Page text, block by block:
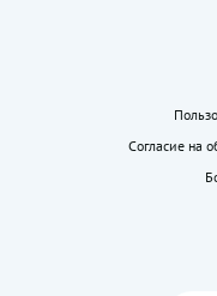
Согласие на